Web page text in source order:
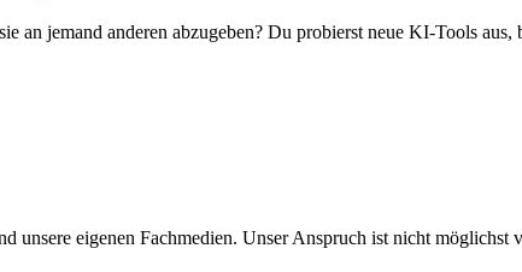
jemand anderen abzugeben? Du probierst neue KI-Tools aus,
eigenen Fachmedien. Unser Anspruch ist nicht möglichst